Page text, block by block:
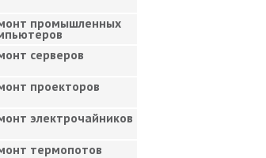
промышленных
серверов
проекторов
электрочайников
термопотов